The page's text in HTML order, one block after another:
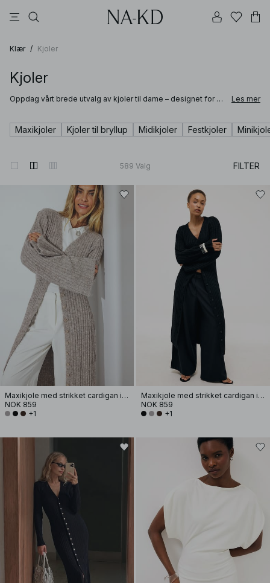
Klær / Kjoler
Kjoler
Oppdag vårt brede utvalg av kjoler til dame – designet for å
sommerkjole til varme dager eller en midikjole som enkelt tar
deg fra dag til kveld, finner du allsidige favoritter til enhver
Les mer
Maxikjoler Kjoler til bryllup Midikjoler Festkjoler
589 Valg FILTER
Maxikjole med strikket cardigan i ullblanding
NOK 859
+1
Maxikjole med strikket cardigan i ullblanding
NOK 859
+1